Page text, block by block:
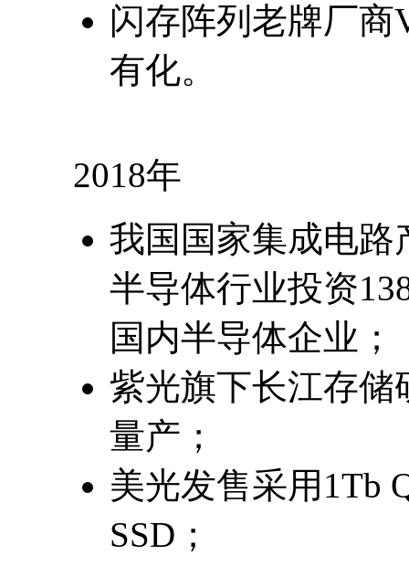
闪存阵列老牌厂商
有化。
2018年
我国国家集成电路
半导体行业投资
国内半导体企业；
紫光旗下长江存储
量产；
美光发售采用1Tb
SSD；